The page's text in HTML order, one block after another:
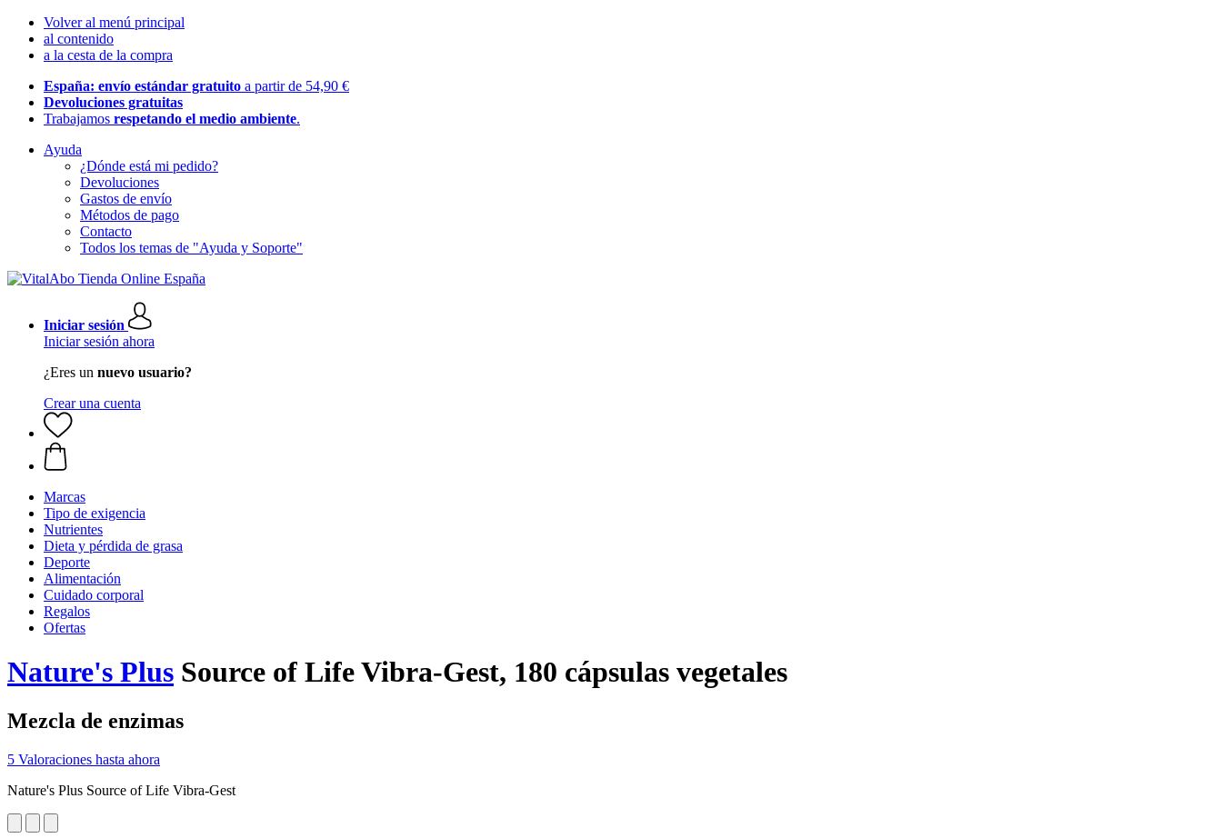
Volver al menú principal
al contenido
a la cesta de la compra
España: envío estándar gratuito a partir de 54,90 €
Devoluciones gratuitas
Trabajamos respetando el medio ambiente.
Ayuda
¿Dónde está mi pedido?
Devoluciones
Gastos de envío
Métodos de pago
Contacto
Todos los temas de "Ayuda y Soporte"
Iniciar sesión
Iniciar sesión ahora
¿Eres un nuevo usuario?
Crear una cuenta
Marcas
Tipo de exigencia
Nutrientes
Dieta y pérdida de grasa
Deporte
Alimentación
Cuidado corporal
Regalos
Ofertas
Nature's Plus Source of Life Vibra-Gest, 180 cápsulas vegetales
Mezcla de enzimas
5 Valoraciones hasta ahora
Nature's Plus Source of Life Vibra-Gest